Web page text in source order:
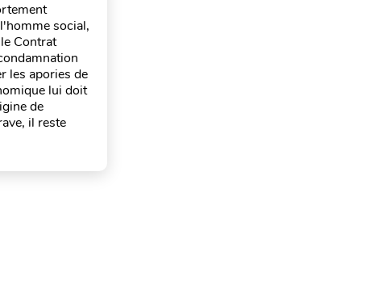
social,
Contrat
les apories de
lui doit
de
il reste